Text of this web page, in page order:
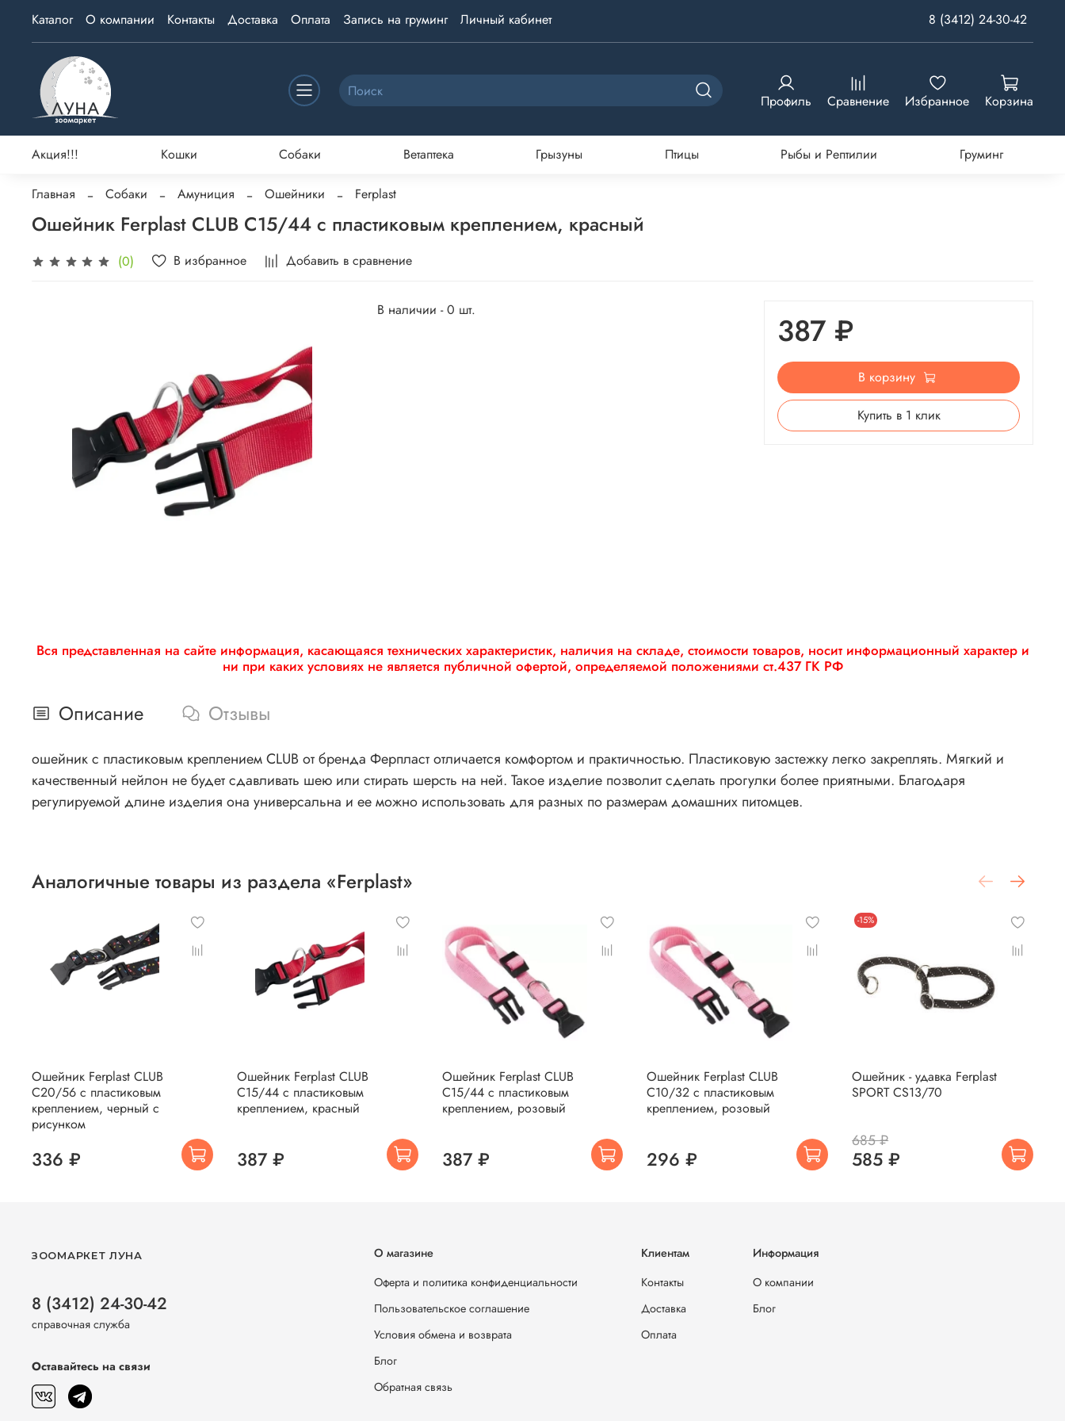
Каталог О компании Контакты Доставка Оплата Запись на груминг Личный кабинет 8 (3412) 24-30-42
Профиль Сравнение Избранное Корзина
Акция!!! Кошки Собаки Ветаптека Грызуны Птицы Рыбы и Рептилии Груминг
Главная Собаки Амуниция Ошейники Ferplast
Ошейник Ferplast CLUB C15/44 с пластиковым креплением, красный
(0) В избранное Добавить в сравнение
В наличии - 0 шт.
387 ₽
В корзину
Купить в 1 клик
Вся представленная на сайте информация, касающаяся технических характеристик, наличия на складе, стоимости товаров, носит информационный характер и
ни при каких условиях не является публичной офертой, определяемой положениями ст.437 ГК РФ
Описание Отзывы
ошейник с пластиковым креплением CLUB от бренда Ферпласт отличается комфортом и практичностью. Пластиковую застежку легко закреплять. Мягкий и
качественный нейлон не будет сдавливать шею или стирать шерсть на ней. Такое изделие позволит сделать прогулки более приятными. Благодаря
регулируемой длине изделия она универсальна и ее можно использовать для разных по размерам домашних питомцев.
Аналогичные товары из раздела «Ferplast»
Ошейник Ferplast CLUB
C20/56 с пластиковым
креплением, черный с
рисунком
336 ₽
Ошейник Ferplast CLUB
C15/44 с пластиковым
креплением, красный
387 ₽
Ошейник Ferplast CLUB
C15/44 с пластиковым
креплением, розовый
387 ₽
Ошейник Ferplast CLUB
C10/32 с пластиковым
креплением, розовый
296 ₽
-15%
Ошейник - удавка Ferplast
SPORT CS13/70
685 ₽
585 ₽
О магазине
Оферта и политика конфиденциальности
Пользовательское соглашение
Условия обмена и возврата
Блог
Обратная связь
Клиентам
Контакты
Доставка
Оплата
Информация
О компании
Блог
ЗООМАРКЕТ ЛУНА
8 (3412) 24-30-42
справочная служба
Оставайтесь на связи